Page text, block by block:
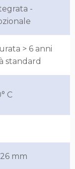
-
> 6 anni
standard
C
mm